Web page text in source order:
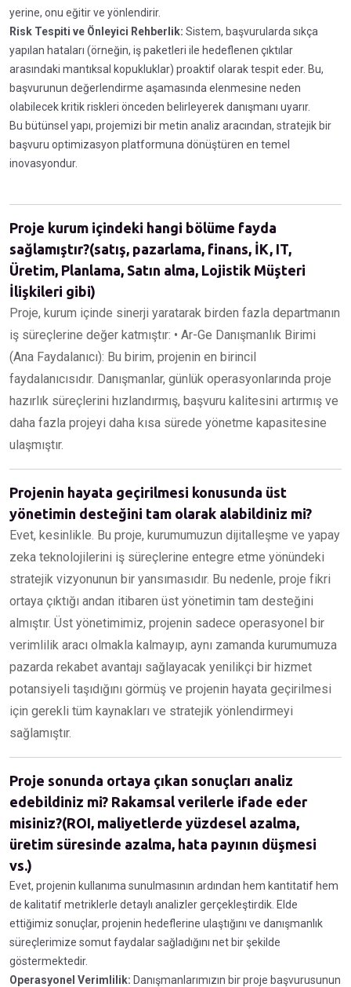
yerine, onu eğitir ve yönlendirir.
Risk Tespiti ve Önleyici Rehberlik: Sistem, başvurularda sıkça
yapılan hataları (örneğin, iş paketleri ile hedeflenen çıktılar
arasındaki mantıksal kopukluklar) proaktif olarak tespit eder. Bu,
başvurunun değerlendirme aşamasında elenmesine neden
olabilecek kritik riskleri önceden belirleyerek danışmanı uyarır.
Bu bütünsel yapı, projemizi bir metin analiz aracından, stratejik bir
başvuru optimizasyon platformuna dönüştüren en temel
inovasyondur.
Proje kurum içindeki hangi bölüme fayda
sağlamıştır?(satış, pazarlama, finans, İK, IT,
Üretim, Planlama, Satın alma, Lojistik Müşteri
İlişkileri gibi)
Proje, kurum içinde sinerji yaratarak birden fazla departmanın
iş süreçlerine değer katmıştır: • Ar-Ge Danışmanlık Birimi
(Ana Faydalanıcı): Bu birim, projenin en birincil
faydalanıcısıdır. Danışmanlar, günlük operasyonlarında proje
hazırlık süreçlerini hızlandırmış, başvuru kalitesini artırmış ve
daha fazla projeyi daha kısa sürede yönetme kapasitesine
ulaşmıştır.
Projenin hayata geçirilmesi konusunda üst
yönetimin desteğini tam olarak alabildiniz mi?
Evet, kesinlikle. Bu proje, kurumumuzun dijitalleşme ve yapay
zeka teknolojilerini iş süreçlerine entegre etme yönündeki
stratejik vizyonunun bir yansımasıdır. Bu nedenle, proje fikri
ortaya çıktığı andan itibaren üst yönetimin tam desteğini
almıştır. Üst yönetimimiz, projenin sadece operasyonel bir
verimlilik aracı olmakla kalmayıp, aynı zamanda kurumumuza
pazarda rekabet avantajı sağlayacak yenilikçi bir hizmet
potansiyeli taşıdığını görmüş ve projenin hayata geçirilmesi
için gerekli tüm kaynakları ve stratejik yönlendirmeyi
sağlamıştır.
Proje sonunda ortaya çıkan sonuçları analiz
edebildiniz mi? Rakamsal verilerle ifade eder
misiniz?(ROI, maliyetlerde yüzdesel azalma,
üretim süresinde azalma, hata payının düşmesi
vs.)
Evet, projenin kullanıma sunulmasının ardından hem kantitatif hem
de kalitatif metriklerle detaylı analizler gerçekleştirdik. Elde
ettiğimiz sonuçlar, projenin hedeflerine ulaştığını ve danışmanlık
süreçlerimize somut faydalar sağladığını net bir şekilde
göstermektedir.
Operasyonel Verimlilik: Danışmanlarımızın bir proje başvurusunun